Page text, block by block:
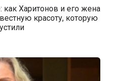
Харитонов и его жена
красоту, которую